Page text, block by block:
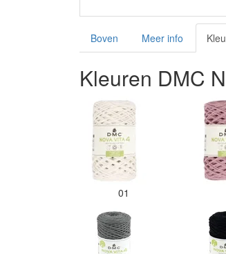
Boven Meer info
Kleuren DMC
01